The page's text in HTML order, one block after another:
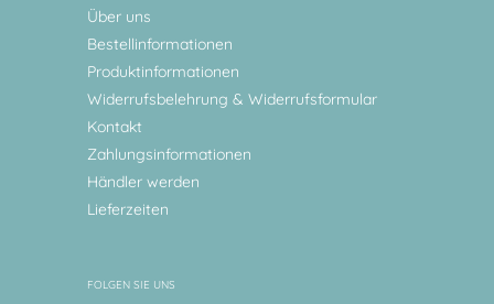
Über uns
Bestellinformationen
Produktinformationen
Widerrufsbelehrung & Widerrufsformular
Kontakt
Zahlungsinformationen
Händler werden
Lieferzeiten
FOLGEN SIE UNS